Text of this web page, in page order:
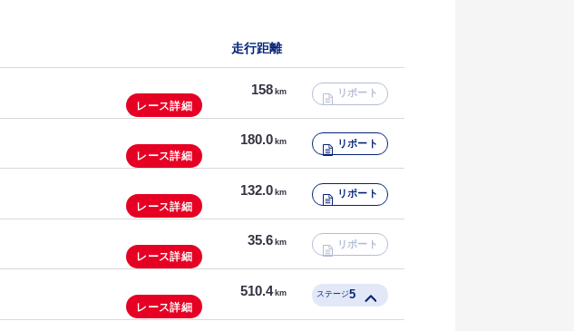
128km
走行距離
レース詳細
158 km リポート
レース詳細
180.0 km リポート
レース詳細
132.0 km リポート
レース詳細
35.6 km リポート
レース詳細
510.4 km ステージ5